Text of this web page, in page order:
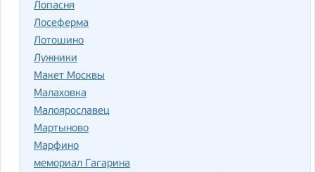
Лопасня
Лосеферма
Лотошино
Лужники
Макет Москвы
Малаховка
Малоярославец
Мартыново
Марфино
мемориал Гагарина